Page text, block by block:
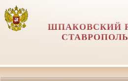
ШПАКОВСКИЙ